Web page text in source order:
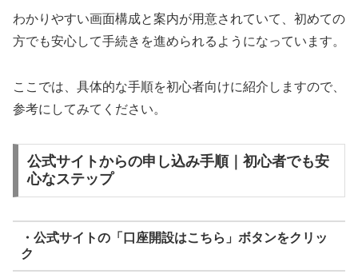
わかりやすい画面構成と案内が用意されていて、初めての
方でも安心して手続きを進められるようになっています。
ここでは、具体的な手順を初心者向けに紹介しますので、
参考にしてみてください。
公式サイトからの申し込み手順｜初心者でも安
心なステップ
・公式サイトの「口座開設はこちら」ボタンをクリッ
ク